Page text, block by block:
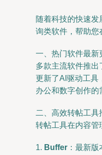
随着科技的快速
询类软件，帮助您
一、热门软件最新
多款主流软件推
更新了AI驱动工具
办公和数字创作的
二、高效转帖工具
转帖工具在内容管
1. Buffer ：最新